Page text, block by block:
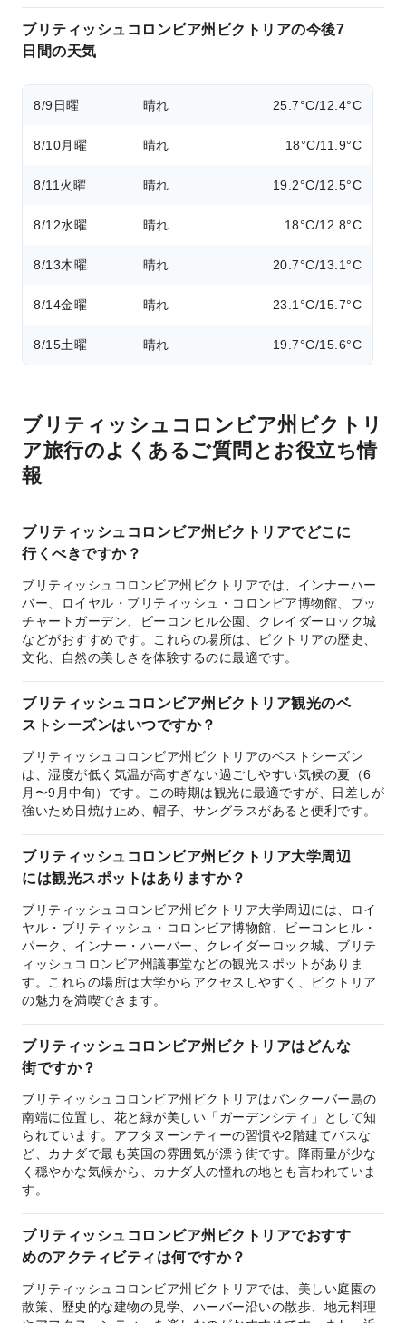
ブリティッシュコロンビア州ビクトリアの今後7
日間の天気
8/9日曜 晴れ 25.7°C/12.4°C
8/10月曜 晴れ 18°C/11.9°C
8/11 火曜 晴れ 19.2°C/12.5°C
8/12水曜 晴れ 18°C/12.8°C
8/13木曜 晴れ 20.7°C/13.1°C
8/14金曜 晴れ 23.1°C/15.7°C
8/15土曜 晴れ 19.7°C/15.6°C
ブリティッシュコロンビア州ビクトリ
ア旅行のよくあるご質問とお役立ち情
報
ブリティッシュコロンビア州ビクトリアでどこに
行くべきですか？
ブリティッシュコロンビア州ビクトリアでは、インナーハー
バー、ロイヤル・ブリティッシュ・コロンビア博物館、ブッ
チャートガーデン、ビーコンヒル公園、クレイダーロック城
などがおすすめです。これらの場所は、ビクトリアの歴史、
文化、自然の美しさを体験するのに最適です。
ブリティッシュコロンビア州ビクトリア観光のベ
ストシーズンはいつですか？
ブリティッシュコロンビア州ビクトリアのベストシーズン
は、湿度が低く気温が高すぎない過ごしやすい気候の夏（6
月〜9月中旬）です。この時期は観光に最適ですが、日差しが
強いため日焼け止め、帽子、サングラスがあると便利です。
ブリティッシュコロンビア州ビクトリア大学周辺
には観光スポットはありますか？
ブリティッシュコロンビア州ビクトリア大学周辺には、ロイ
ヤル・ブリティッシュ・コロンビア博物館、ビーコンヒル・
パーク、インナー・ハーバー、クレイダーロック城、ブリテ
ィッシュコロンビア州議事堂などの観光スポットがありま
す。これらの場所は大学からアクセスしやすく、ビクトリア
の魅力を満喫できます。
ブリティッシュコロンビア州ビクトリアはどんな
街ですか？
ブリティッシュコロンビア州ビクトリアはバンクーバー島の
南端に位置し、花と緑が美しい「ガーデンシティ」として知
られています。アフタヌーンティーの習慣や2階建てバスな
ど、カナダで最も英国の雰囲気が漂う街です。降雨量が少な
く穏やかな気候から、カナダ人の憧れの地とも言われていま
す。
ブリティッシュコロンビア州ビクトリアでおすす
めのアクティビティは何ですか？
ブリティッシュコロンビア州ビクトリアでは、美しい庭園の
散策、歴史的な建物の見学、ハーバー沿いの散歩、地元料理